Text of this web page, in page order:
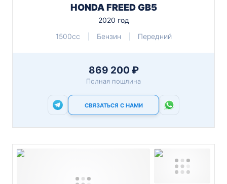
HONDA FREED GB5
2020 год
1500cc
Бензин Передний
869 200 ₽
Полная пошлина
СВЯЗАТЬСЯ С НАМИ